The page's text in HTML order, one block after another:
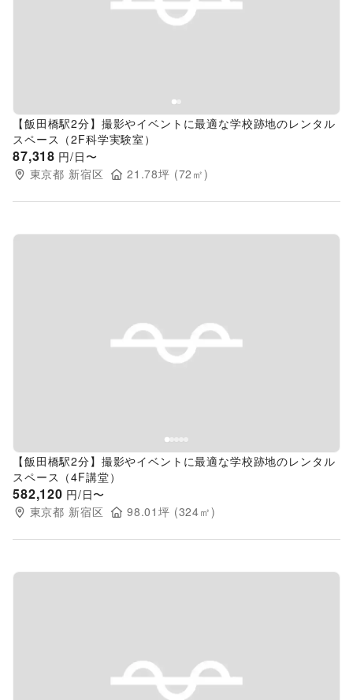
Previous slide
【飯田橋駅2分】撮影やイベントに最適な学校跡地のレンタル
スペース（2F科学実験室）
87,318 円/日〜
東京都 新宿区 21.78坪 (72 ㎡)
Previous slide
【飯田橋駅2分】撮影やイベントに最適な学校跡地のレンタル
スペース（4F講堂）
582,120 円/日〜
東京都 新宿区 98.01坪 (324㎡)
Previous slide